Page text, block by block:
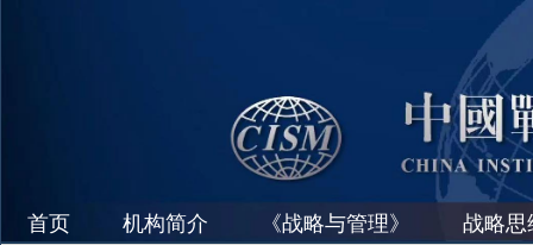
首页 机构简介 《战略与管理》 战略思